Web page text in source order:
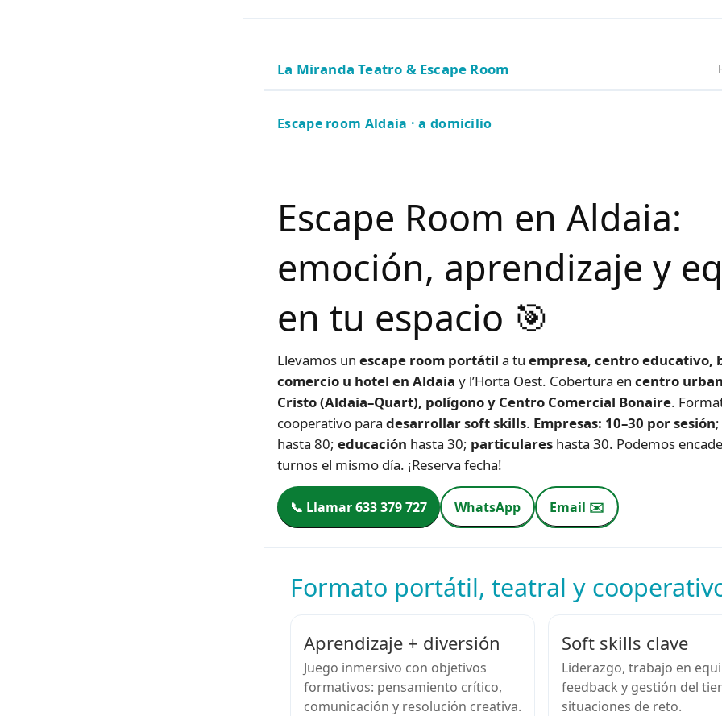
La Miranda Teatro & Escape Room
Escape room Aldaia · a domicilio
Escape Room en Aldaia:
emoción, aprendizaje y
en tu espacio 🎯
Llevamos un escape room portátil a tu empresa, centro educativo,
comercio u hotel en Aldaia y l’Horta Oest. Cobertura en centro
Cristo (Aldaia–Quart), polígono y Centro Comercial Bonaire.
cooperativo para desarrollar soft skills. Empresas: 10–30 por sesión;
hasta 80; educación hasta 30; particulares hasta 30. Podemos
turnos el mismo día. ¡Reserva fecha!
📞 Llamar 633 379 727 WhatsApp Email ✉️
Formato portátil, teatral y
Aprendizaje + diversión
Juego inmersivo con objetivos
formativos: pensamiento crítico,
comunicación y resolución creativa.
Soft skills clave
Liderazgo, trabajo en
feedback y gestión del
situaciones de reto.